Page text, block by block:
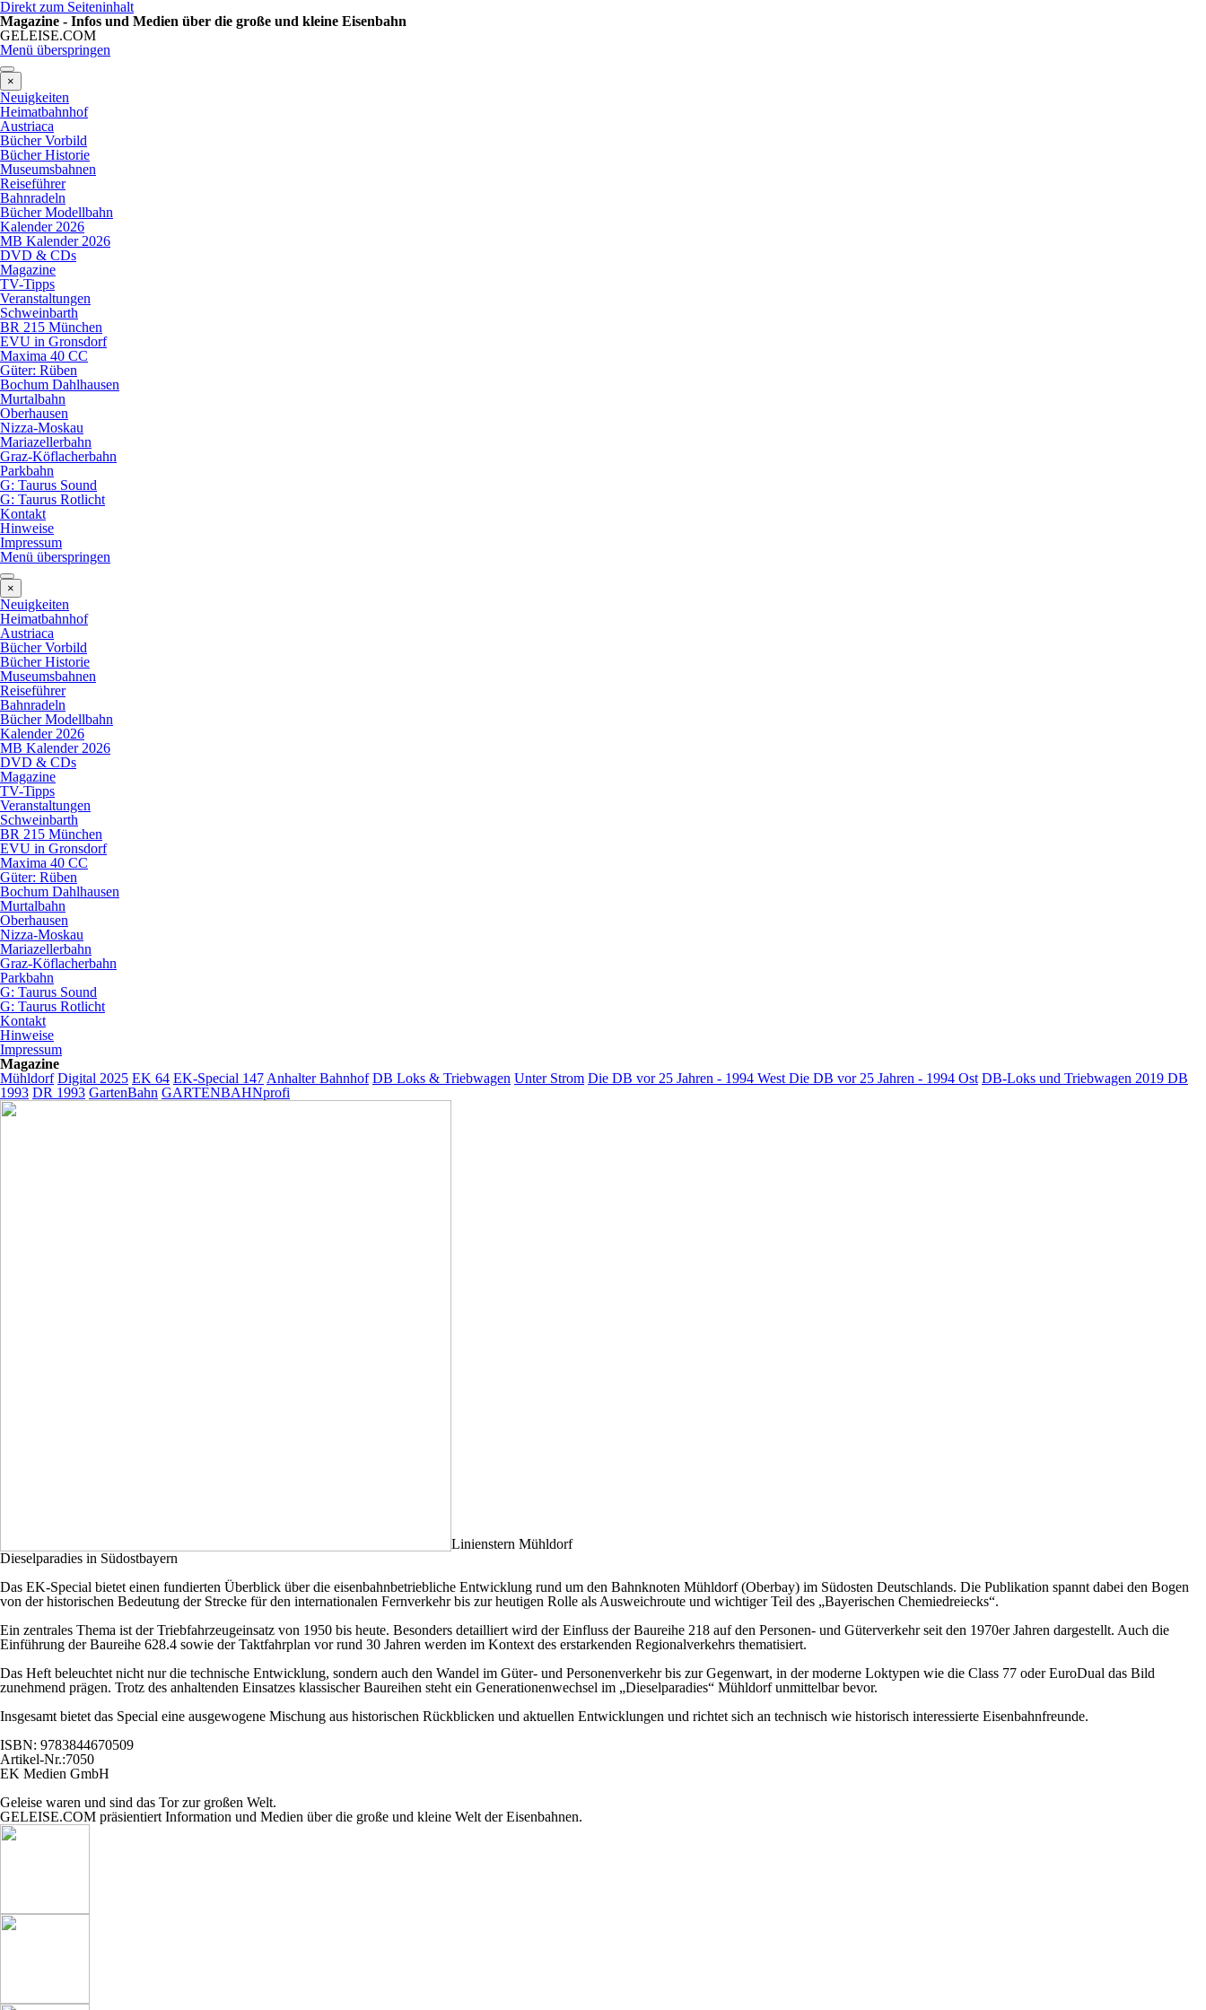
Direkt zum Seiteninhalt
Magazine - Infos und Medien über die große und kleine Eisenbahn
GELEISE.COM
Menü überspringen
×
Neuigkeiten
Heimatbahnhof
Austriaca
Bücher Vorbild
Bücher Historie
Museumsbahnen
Reiseführer
Bahnradeln
Bücher Modellbahn
Kalender 2026
MB Kalender 2026
DVD & CDs
Magazine
TV-Tipps
Veranstaltungen
Schweinbarth
BR 215 München
EVU in Gronsdorf
Maxima 40 CC
Güter: Rüben
Bochum Dahlhausen
Murtalbahn
Oberhausen
Nizza-Moskau
Mariazellerbahn
Graz-Köflacherbahn
Parkbahn
G: Taurus Sound
G: Taurus Rotlicht
Kontakt
Hinweise
Impressum
Menü überspringen
×
Neuigkeiten
Heimatbahnhof
Austriaca
Bücher Vorbild
Bücher Historie
Museumsbahnen
Reiseführer
Bahnradeln
Bücher Modellbahn
Kalender 2026
MB Kalender 2026
DVD & CDs
Magazine
TV-Tipps
Veranstaltungen
Schweinbarth
BR 215 München
EVU in Gronsdorf
Maxima 40 CC
Güter: Rüben
Bochum Dahlhausen
Murtalbahn
Oberhausen
Nizza-Moskau
Mariazellerbahn
Graz-Köflacherbahn
Parkbahn
G: Taurus Sound
G: Taurus Rotlicht
Kontakt
Hinweise
Impressum
Magazine
Mühldorf Digital 2025 EK 64 EK-Special 147 Anhalter Bahnhof DB Loks & Triebwagen Unter Strom Die DB vor 25 Jahren - 1994 West Die DB vor 25 Jahren - 1994 Ost DB-Loks und Triebwagen 2019 DB
1993 DR 1993 GartenBahn GARTENBAHNprofi
Linienstern Mühldorf
Dieselparadies in Südostbayern
Das EK-Special bietet einen fundierten Überblick über die eisenbahnbetriebliche Entwicklung rund um den Bahnknoten Mühldorf (Oberbay) im Südosten Deutschlands. Die Publikation spannt dabei den Bogen
von der historischen Bedeutung der Strecke für den internationalen Fernverkehr bis zur heutigen Rolle als Ausweichroute und wichtiger Teil des „Bayerischen Chemiedreiecks“.
Ein zentrales Thema ist der Triebfahrzeugeinsatz von 1950 bis heute. Besonders detailliert wird der Einfluss der Baureihe 218 auf den Personen- und Güterverkehr seit den 1970er Jahren dargestellt. Auch die
Einführung der Baureihe 628.4 sowie der Taktfahrplan vor rund 30 Jahren werden im Kontext des erstarkenden Regionalverkehrs thematisiert.
Das Heft beleuchtet nicht nur die technische Entwicklung, sondern auch den Wandel im Güter- und Personenverkehr bis zur Gegenwart, in der moderne Loktypen wie die Class 77 oder EuroDual das Bild
zunehmend prägen. Trotz des anhaltenden Einsatzes klassischer Baureihen steht ein Generationenwechsel im „Dieselparadies“ Mühldorf unmittelbar bevor.
Insgesamt bietet das Special eine ausgewogene Mischung aus historischen Rückblicken und aktuellen Entwicklungen und richtet sich an technisch wie historisch interessierte Eisenbahnfreunde.
ISBN: 9783844670509
Artikel-Nr.:7050
EK Medien GmbH
Geleise waren und sind das Tor zur großen Welt.
GELEISE.COM präsientiert Information und Medien über die große und kleine Welt der Eisenbahnen.